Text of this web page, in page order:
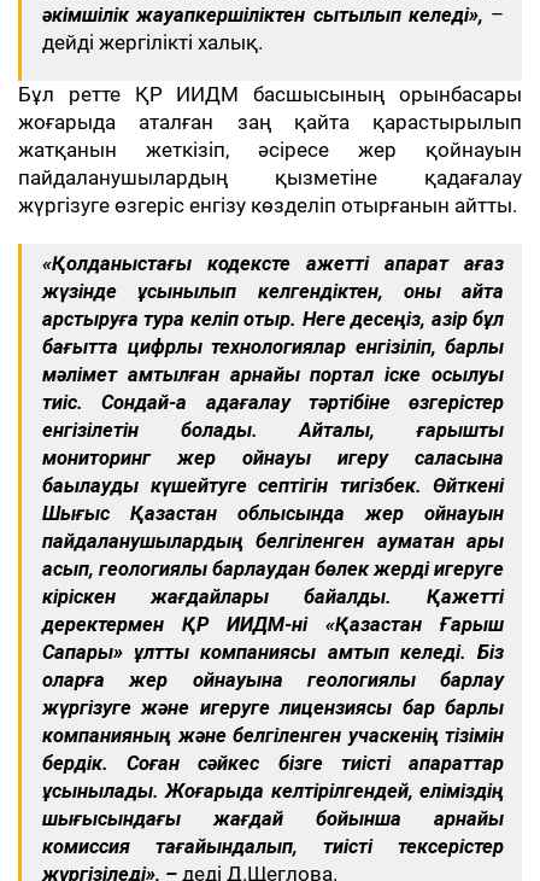
әкімшілік жауапкершіліктен сытылып келеді», –
дейді жергілікті халық.
Бұл ретте ҚР ИИДМ басшысының орынбасары
жоғарыда аталған заң қайта қарастырылып
жатқанын жеткізіп, әсіресе жер қойнауын
пайдаланушылардың қызметіне қадағалау
жүргізуге өзгеріс енгізу көзделіп отырғанын айтты.
«Қолданыстағы кодексте қажетті ақпарат қағаз
жүзінде ұсынылып келгендіктен, оны қайта
қарстыруға тура келіп отыр. Неге десеңіз, қазір бұл
бағытта цифрлы технологиялар енгізіліп, барлық
мәлімет қамтылған арнайы портал іске қосылуы
тиіс. Сондай-ақ қадағалау тәртібіне өзгерістер
енгізілетін болады. Айталық, ғарыштық
мониторинг жер қойнауы игеру саласына
бақылауды күшейтуге септігін тигізбек. Өйткені
Шығыс Қазақстан облысында жер қойнауын
пайдаланушылардың белгіленген аумақтан ары
асып, геологиялық барлаудан бөлек жерді игеруге
кіріскен жағдайлары байқалды. Қажетті
деректермен ҚР ИИДМ-ні «Қазақстан Ғарыш
Сапары» ұлттық компаниясы қамтып келеді. Біз
оларға жер қойнауына геологиялық барлау
жүргізуге және игеруге лицензиясы бар барлық
компанияның және белгіленген учаскенің тізімін
бердік. Соған сәйкес бізге тиісті ақпараттар
ұсынылады. Жоғарыда келтірілгендей, еліміздің
шығысындағы жағдай бойынша арнайы
комиссия тағайындалып, тиісті тексерістер
жүргізіледі», – деді Д.Щеглова.